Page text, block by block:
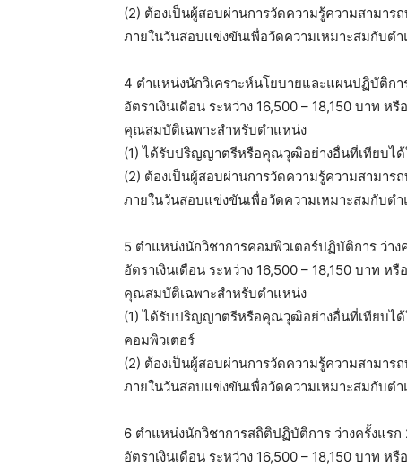
(2) ต้องเป็นผู้สอบผ่านการวัดความรู้ความสามา
ภายในวันสอบแข่งขันเพื่อวัดความเหมาะสมกับต
4 ตำแหน่งนักวิเคราะห์นโยบายและแผนปฏิบัติกา
อัตราเงินเดือน ระหว่าง 16,500 – 18,150 บาท ห
คุณสมบัติเฉพาะสำหรับตำแหน่ง
(1) ได้รับปริญญาตรีหรือคุณวุฒิอย่างอื่นที่เทียบได้
(2) ต้องเป็นผู้สอบผ่านการวัดความรู้ความสามา
ภายในวันสอบแข่งขันเพื่อวัดความเหมาะสมกับต
5 ตำแหน่งนักวิชาการคอมพิวเตอร์ปฏิบัติการ ว่าง
อัตราเงินเดือน ระหว่าง 16,500 – 18,150 บาท ห
คุณสมบัติเฉพาะสำหรับตำแหน่ง
(1) ได้รับปริญญาตรีหรือคุณวุฒิอย่างอื่นที่เทียบได้
คอมพิวเตอร์
(2) ต้องเป็นผู้สอบผ่านการวัดความรู้ความสามา
ภายในวันสอบแข่งขันเพื่อวัดความเหมาะสมกับต
6 ตำแหน่งนักวิชาการสถิติปฏิบัติการ ว่างครั้งแรก
อัตราเงินเดือน ระหว่าง 16,500 – 18,150 บาท ห